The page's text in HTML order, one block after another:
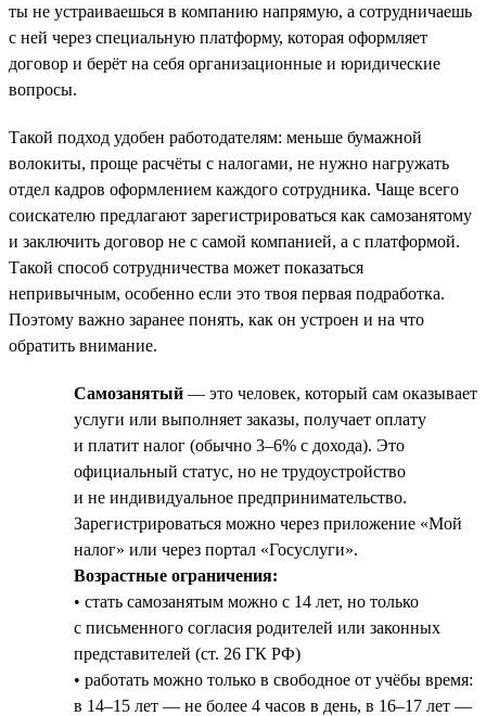
ты не устраиваешься в компанию напрямую, а сотрудничаешь
с ней через специальную платформу, которая оформляет
договор и берёт на себя организационные и юридические
вопросы.
Такой подход удобен работодателям: меньше бумажной
волокиты, проще расчёты с налогами, не нужно нагружать
отдел кадров оформлением каждого сотрудника. Чаще всего
соискателю предлагают зарегистрироваться как самозанятому
и заключить договор не с самой компанией, а с платформой.
Такой способ сотрудничества может показаться
непривычным, особенно если это твоя первая подработка.
Поэтому важно заранее понять, как он устроен и на что
обратить внимание.
Самозанятый — это человек, который сам оказывает
услуги или выполняет заказы, получает оплату
и платит налог (обычно 3–6% с дохода). Это
официальный статус, но не трудоустройство
и не индивидуальное предпринимательство.
Зарегистрироваться можно через приложение «Мой
налог» или через портал «Госуслуги».
Возрастные ограничения:
• стать самозанятым можно с 14 лет, но только
с письменного согласия родителей или законных
представителей (ст. 26 ГК РФ)
• работать можно только в свободное от учёбы время:
в 14–15 лет — не более 4 часов в день, в 16–17 лет —